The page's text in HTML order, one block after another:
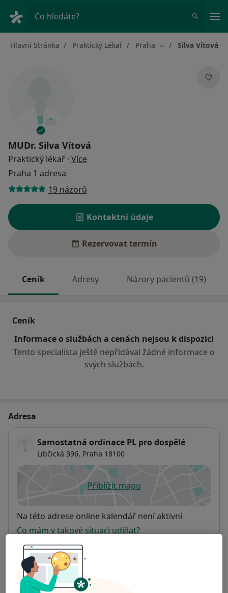
Co hledáte?
Hlavní Stránka Praktický Lékař Praha Změna města
Silva Vítová
MUDr. Silva Vítová
Praktický lékař · Více
Praha 1 adresa
19 názorů
Kontaktní údaje
Rezervovat termín
Ceník Adresy Názory pacientů (19)
Ceník
Informace o službách a cenách nejsou k dispozici
Tento specialista ještě nepřidával žádné informace o
svých službách.
Adresa
Samostatná ordinace PL pro dospělé
Libčická 396, Praha 18100
Přiblížit mapuse otevře v nové záložce
Dostupnost
Na této adrese online kalendář není aktivní
Co mám v takové situaci udělat?
Způsoby platby (soukromé návštěvy)
Na teto adrese lékař přijímá pacienty na pojišťovnu
Detaily